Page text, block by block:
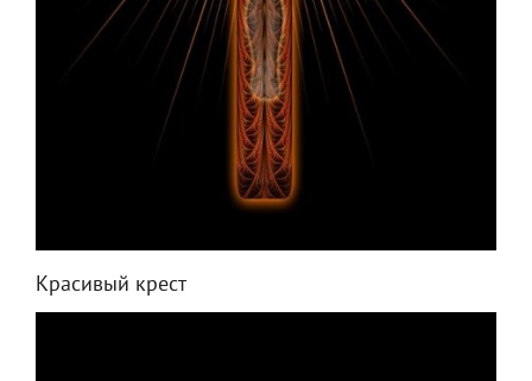
Красивый крест